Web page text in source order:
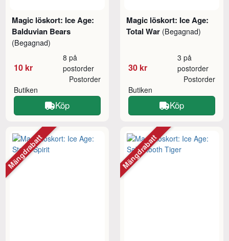
Magic löskort: Ice Age:
Balduvian Bears
(Begagnad)
10 kr
8 på
postorder
Butiken
Postorder
Köp
Magic löskort: Ice Age:
Total War (Begagnad)
30 kr
3 på
postorder
Butiken
Postorder
Köp
Mängdrabatt Mängdrabatt